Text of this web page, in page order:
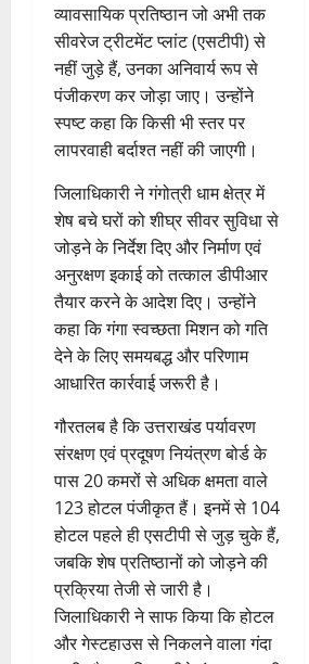
व्यावसायिक प्रतिष्ठान जो अभी तक
सीवरेज ट्रीटमेंट प्लांट (एसटीपी) से
नहीं जुड़े हैं, उनका अनिवार्य रूप से
पंजीकरण कर जोड़ा जाए। उन्होंने
स्पष्ट कहा कि किसी भी स्तर पर
लापरवाही बर्दाश्त नहीं की जाएगी।
जिलाधिकारी ने गंगोत्री धाम क्षेत्र में
शेष बचे घरों को शीघ्र सीवर सुविधा से
जोड़ने के निर्देश दिए और निर्माण एवं
अनुरक्षण इकाई को तत्काल डीपीआर
तैयार करने के आदेश दिए। उन्होंने
कहा कि गंगा स्वच्छता मिशन को गति
देने के लिए समयबद्ध और परिणाम
आधारित कार्रवाई जरूरी है।
गौरतलब है कि उत्तराखंड पर्यावरण
संरक्षण एवं प्रदूषण नियंत्रण बोर्ड के
पास 20 कमरों से अधिक क्षमता वाले
123 होटल पंजीकृत हैं। इनमें से 104
होटल पहले ही एसटीपी से जुड़ चुके हैं,
जबकि शेष प्रतिष्ठानों को जोड़ने की
प्रक्रिया तेजी से जारी है।
जिलाधिकारी ने साफ किया कि होटल
और गेस्टहाउस से निकलने वाला गंदा